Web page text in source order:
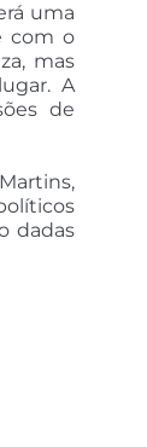
uma
com o
mas
A
de
dadas